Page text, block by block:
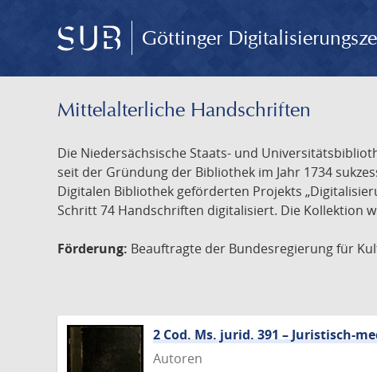
Göttinger
Mittelalterliche Handschriften
Die Niedersächsische Staats- und
seit der Gründung der Bibliothek im Jahr 1734
Digitalen Bibliothek geförderten Projekts
Schritt 74 Handschriften digitalisiert. Die Kollektion
Förderung: Beauftragte der Bundesregierung für
2 Cod. Ms. jurid. 391 – Juristisch-
Autoren